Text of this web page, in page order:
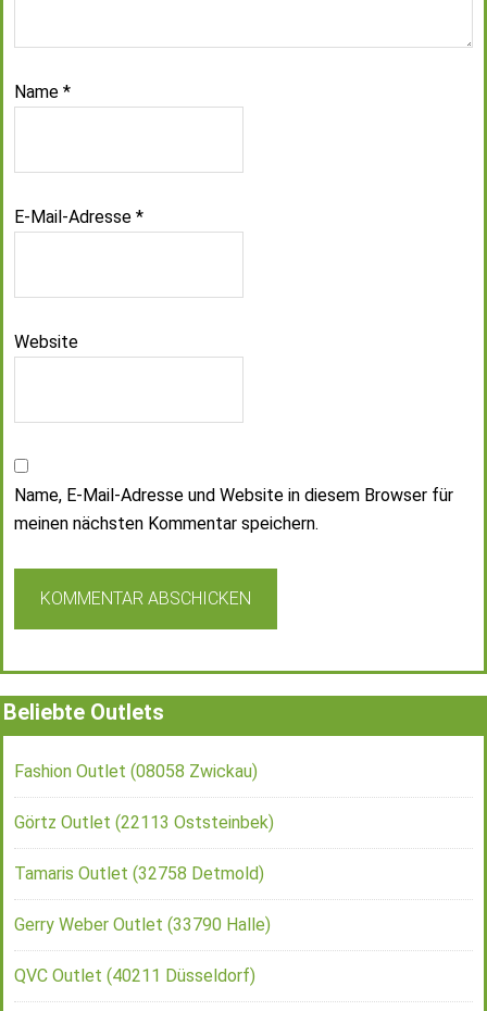
Name *
E-Mail-Adresse *
Website
Name, E-Mail-Adresse und Website in diesem Browser für
meinen nächsten Kommentar speichern.
Beliebte Outlets
Fashion Outlet (08058 Zwickau)
Görtz Outlet (22113 Oststeinbek)
Tamaris Outlet (32758 Detmold)
Gerry Weber Outlet (33790 Halle)
QVC Outlet (40211 Düsseldorf)